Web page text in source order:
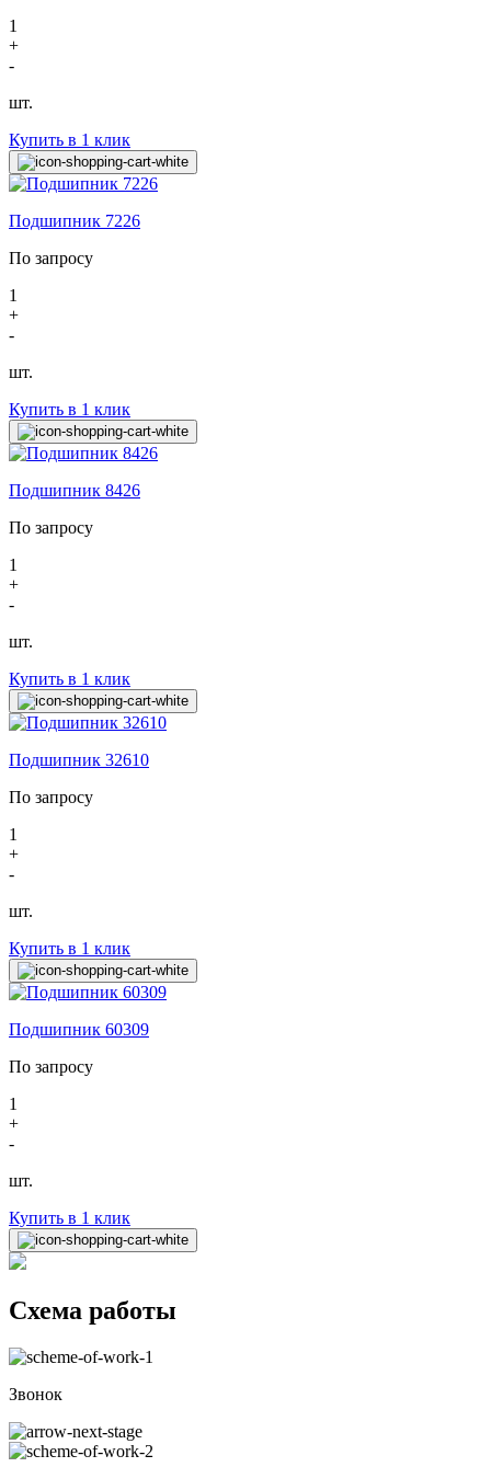
1
+
-
шт.
Купить в 1 клик
Подшипник 7226
По запросу
1
+
-
шт.
Купить в 1 клик
Подшипник 8426
По запросу
1
+
-
шт.
Купить в 1 клик
Подшипник 32610
По запросу
1
+
-
шт.
Купить в 1 клик
Подшипник 60309
По запросу
1
+
-
шт.
Купить в 1 клик
Схема работы
Звонок